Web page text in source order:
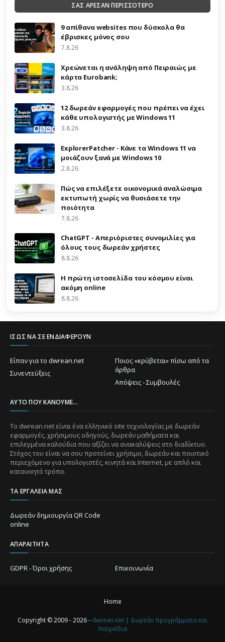
ΣΑΣ ΑΡΕΣΑΝ ΠΕΡΙΣΣΟΤΕΡΟ
9 απίθανα websites που δύσκολα θα
έβρισκες μόνος σου
7.8.26
Χρεώνεται η ανάληψη από Πειραιώς με
κάρτα Eurobank;
3.8.26
12 δωρεάν εφαρμογές που πρέπει να έχει
κάθε υπολογιστής με Windows 11
3.8.26
ExplorerPatcher - Κάνε τα Windows 11 να
μοιάζουν ξανά με Windows 10
2.8.26
Πώς να επιλέξετε οικονομικά αναλώσιμα
εκτυπωτή χωρίς να θυσιάσετε την
ποιότητα
7.8.26
ChatGPT - Απεριόριστες συνομιλίες για
όλους τους δωρεάν χρήστες
8.8.26
Η πρώτη ιστοσελίδα του κόσμου είναι
ακόμη online
8.8.26
ΊΣΩΣ ΝΑ ΣΕ ΕΝΔΙΑΦΈΡΟΥΝ
Είπαν για το dwrean.net
Ποιος «κρύβεται» πίσω από τα
άρθρα
Συνεντεύξεις
Απόψεις - Συμβουλές
ΑΥΤΌ ΠΟΥ ΚΆΝΟΥΜΕ...
Το dwrean.net είναι ένα ελληνικό site τεχνολογίας με δωρεάν
εφαρμογές, χρήσιμους οδηγούς, δωρεάν μαθήματα και
επιλεγμένα καλούδια που αξίζει να ανακαλύψεις στο διαδίκτυο.
Στόχος του είναι να σου προτείνει χρήσιμο, δωρεάν και ποιοτικό
περιεχόμενο για υπολογιστές, κινητά και Internet, με απλό και
κατανοητό τρόπο.
ΤΑ ΕΡΓΑΛΕΊΑ ΜΑΣ
Δωρεάν δημιουργία QR Code
online
ΑΠΑΡΑΊΤΗΤΑ
GDPR - Όροι χρήσης Επικοινωνία
Home
Copyright © 2009 - 2026 - dwrean.net | Δωρεάν προγράμματα και
παιχνίδια